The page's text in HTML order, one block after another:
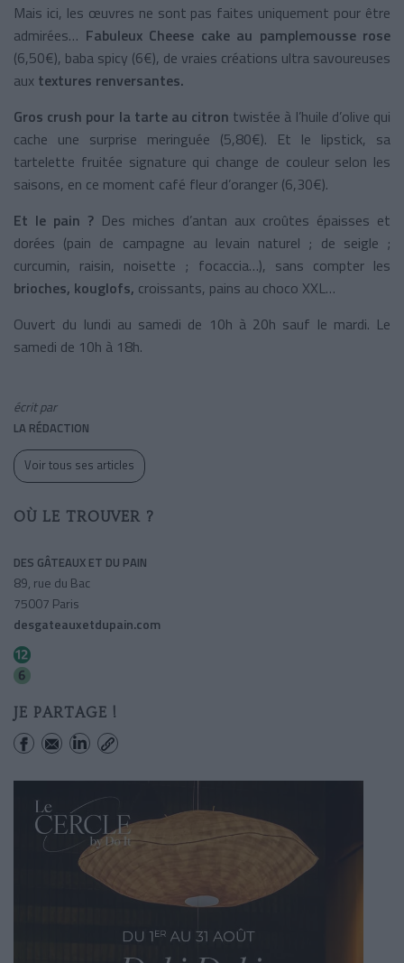
Mais ici, les œuvres ne sont pas faites uniquement pour être
admirées… Fabuleux Cheese cake au pamplemousse rose
(6,50€), baba spicy (6€), de vraies créations ultra savoureuses
aux textures renversantes.
Gros crush pour la tarte au citron twistée à l’huile d’olive qui
cache une surprise meringuée (5,80€). Et le lipstick, sa
tartelette fruitée signature qui change de couleur selon les
saisons, en ce moment café fleur d’oranger (6,30€).
Et le pain ? Des miches d’antan aux croûtes épaisses et
dorées (pain de campagne au levain naturel ; de seigle ;
curcumin, raisin, noisette ; focaccia…), sans compter les
brioches, kouglofs, croissants, pains au choco XXL…
Ouvert du lundi au samedi de 10h à 20h sauf le mardi. Le
samedi de 10h à 18h.
écrit par
LA RÉDACTION
Voir tous ses articles
OÙ LE TROUVER ?
DES GÂTEAUX ET DU PAIN
89, rue du Bac
75007 Paris
desgateauxetdupain.com
JE PARTAGE !